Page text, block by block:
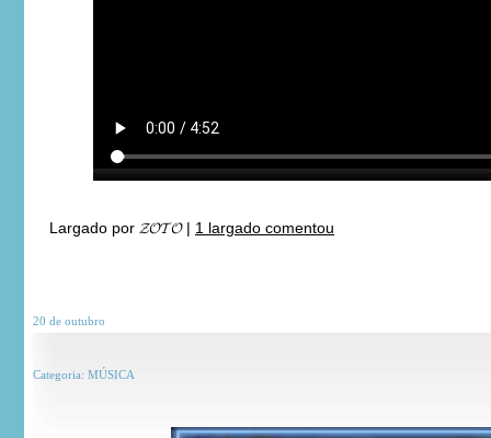
Largado por 𝓩𝓞𝓣𝓞| 1 largado comentou
20 de outubro
Categoria: MÚSICA